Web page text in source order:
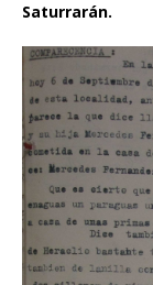
Saturrarán.